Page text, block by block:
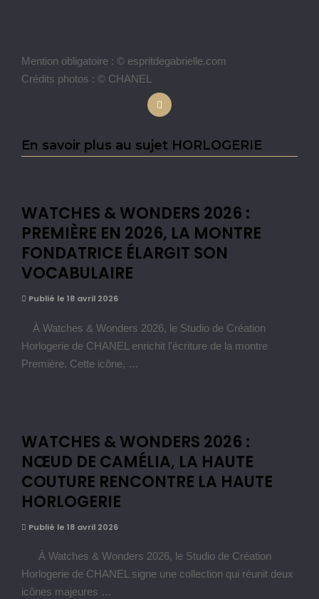
Mention obligatoire : © espritdegabrielle.com
Crédits photos : © CHANEL
En savoir plus au sujet HORLOGERIE
WATCHES & WONDERS 2026 :
PREMIÈRE EN 2026, LA MONTRE
FONDATRICE ÉLARGIT SON
VOCABULAIRE
Publié le 18 avril 2026
À Watches & Wonders 2026, le Studio de Création
Horlogerie de CHANEL enrichit l'écriture de la montre
Première. Cette icône, …
WATCHES & WONDERS 2026 :
NŒUD DE CAMÉLIA, LA HAUTE
COUTURE RENCONTRE LA HAUTE
HORLOGERIE
Publié le 18 avril 2026
À Watches & Wonders 2026, le Studio de Création
Horlogerie de CHANEL signe une collection qui réunit deux
icônes majeures …